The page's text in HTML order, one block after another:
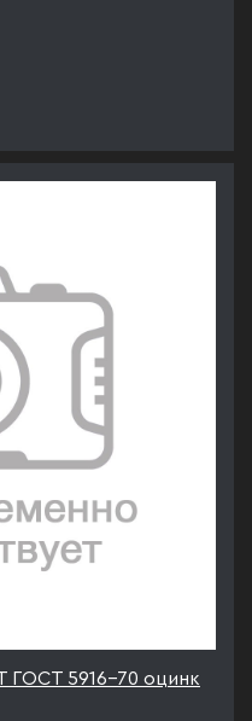
ГОСТ 5916-70 оцинк